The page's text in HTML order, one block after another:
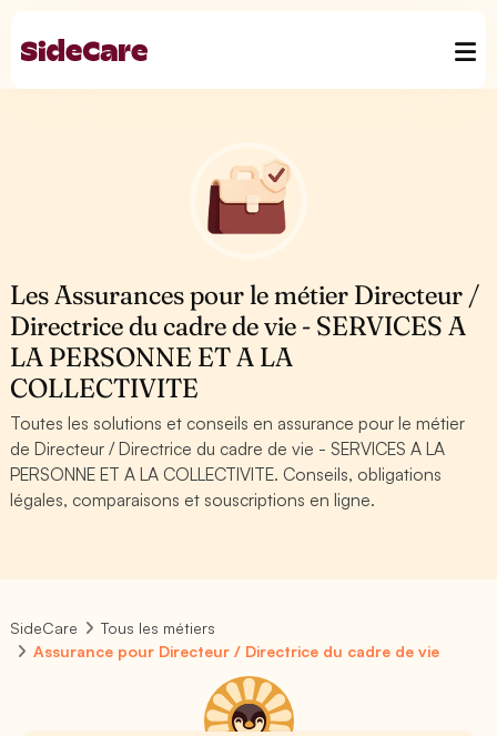
Les Assurances pour le métier Directeur /
Directrice du cadre de vie - SERVICES A
LA PERSONNE ET A LA
COLLECTIVITE
Toutes les solutions et conseils en assurance pour le métier
de Directeur / Directrice du cadre de vie - SERVICES A LA
PERSONNE ET A LA COLLECTIVITE. Conseils, obligations
légales, comparaisons et souscriptions en ligne.
SideCare
Tous les métiers
Assurance pour Directeur / Directrice du cadre de vie